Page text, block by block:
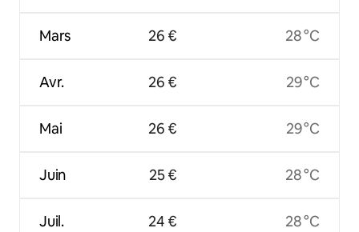
Mars
Avr.
Mai
Juin
Juil.
26 €
26 €
26 €
25 €
24 €
28 °C
29 °C
29 °C
28 °C
28 °C